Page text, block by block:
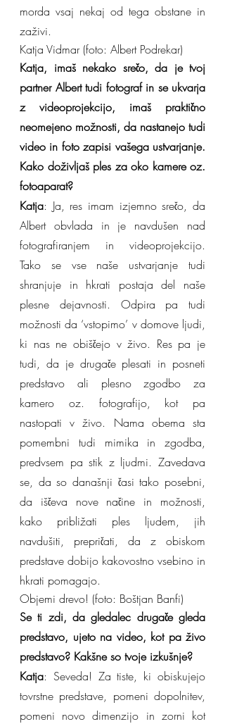
morda vsaj nekaj od tega obstane in
zaživi.
Katja Vidmar (foto: Albert Podrekar)
Katja, imaš nekako srečo, da je tvoj
partner Albert tudi fotograf in se ukvarja
z videoprojekcijo, imaš praktično
neomejeno možnosti, da nastanejo tudi
video in foto zapisi vašega ustvarjanje.
Kako doživljaš ples za oko kamere oz.
fotoaparat?
Katja: Ja, res imam izjemno srečo, da
Albert obvlada in je navdušen nad
fotografiranjem in videoprojekcijo.
Tako se vse naše ustvarjanje tudi
shranjuje in hkrati postaja del naše
plesne dejavnosti. Odpira pa tudi
možnosti da ‘vstopimo’ v domove ljudi,
ki nas ne obiščejo v živo. Res pa je
tudi, da je drugače plesati in posneti
predstavo ali plesno zgodbo za
kamero oz. fotografijo, kot pa
nastopati v živo. Nama obema sta
pomembni tudi mimika in zgodba,
predvsem pa stik z ljudmi. Zavedava
se, da so današnji časi tako posebni,
da iščeva nove načine in možnosti,
kako približati ples ljudem, jih
navdušiti, prepričati, da z obiskom
predstave dobijo kakovostno vsebino in
hkrati pomagajo.
Objemi drevo! (foto: Boštjan Banfi)
Se ti zdi, da gledalec drugače gleda
predstavo, ujeto na video, kot pa živo
predstavo? Kakšne so tvoje izkušnje?
Katja: Seveda! Za tiste, ki obiskujejo
tovrstne predstave, pomeni dopolnitev,
pomeni novo dimenzijo in zorni kot